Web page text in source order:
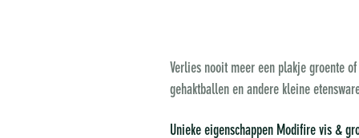
Verlies nooit meer een plakje groente
gehaktballen en andere kleine
Unieke eigenschappen Modifire vis &